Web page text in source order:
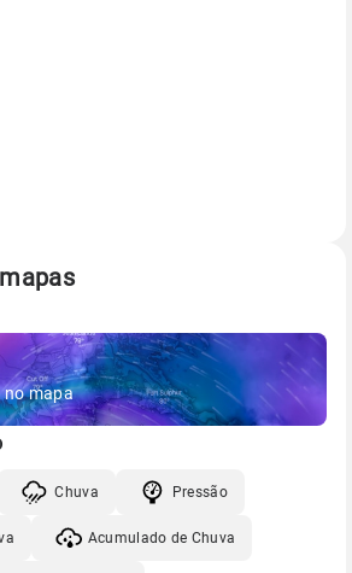
no mapa
Chuva Pressão
Acumulado de Chuva